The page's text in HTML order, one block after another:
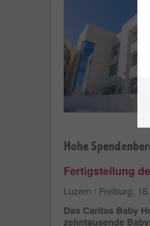
Hohe
Fertigstellung
Luzern / Freiburg,
Das Caritas Baby
zehntausende